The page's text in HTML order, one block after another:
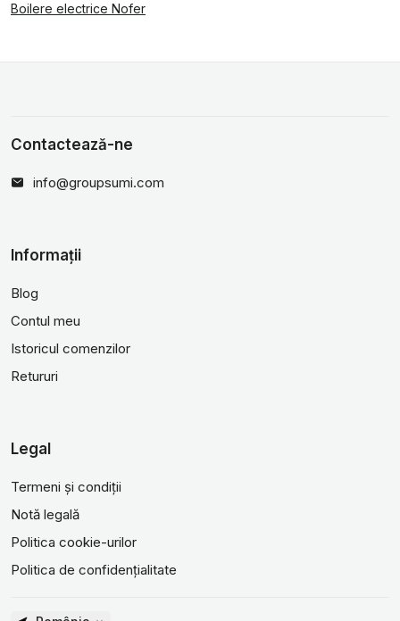
Boilere electrice Nofer
Contactează-ne
info@groupsumi.com
Informații
Blog
Contul meu
Istoricul comenzilor
Retururi
Legal
Termeni și condiții
Notă legală
Politica cookie-urilor
Politica de confidențialitate